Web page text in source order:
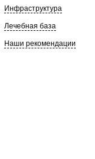
Инфраструктура
Лечебная база
Наши рекомендации